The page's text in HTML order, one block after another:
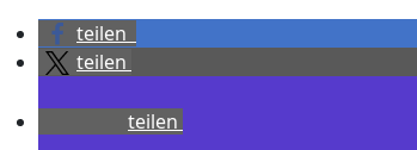
teilen
teilen
teilen